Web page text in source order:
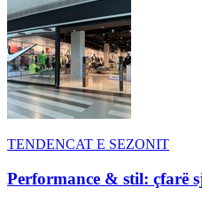
TENDENCAT E SEZONIT
Performance & stil: çfarë